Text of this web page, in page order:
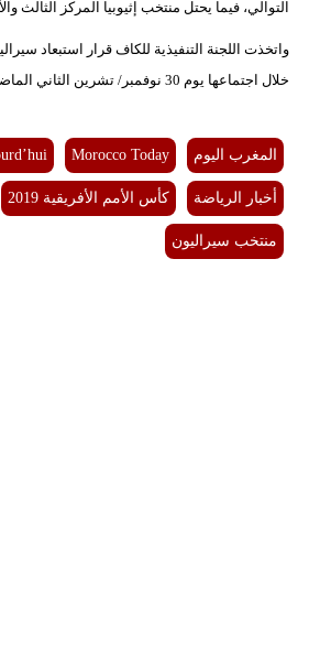
التوالي، فيما يحتل منتخب إثيوبيا المركز الثالث
واتخذت اللجنة التنفيذية للكاف قرار استبعاد
خلال اجتماعها يوم 30 نوفمبر/ تشرين الثاني الماضي في العاصمة الغانية إكرا.
المغرب اليوم Morocco Today
أخبار الرياضة كأس الأمم الأفريقية 2019
منتخب سيراليون